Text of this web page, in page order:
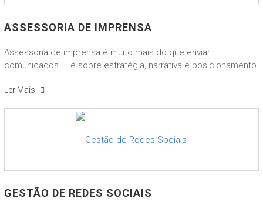
ASSESSORIA DE IMPRENSA
Assessoria de imprensa é muito mais do que enviar
comunicados — é sobre estratégia, narrativa e posicionamento.
Ler Mais
GESTÃO DE REDES SOCIAIS